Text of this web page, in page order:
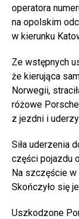
operatora
na opolskim
w kierunku
Ze wstępnych
że kierująca
Norwegii,
różowe
z jezdni i
Siła uderzenia
części pojazdu
Na szczęście w
Skończyło się
Uszkodzone